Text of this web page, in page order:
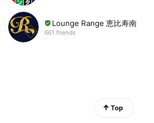
Lounge Range 恵比寿南
661 friends
Top